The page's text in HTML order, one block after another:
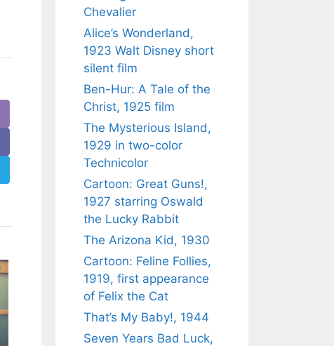
Chevalier
Alice’s Wonderland,
1923 Walt Disney short
silent film
Ben-Hur: A Tale of the
Christ, 1925 film
The Mysterious Island,
1929 in two-color
Technicolor
Cartoon: Great Guns!,
1927 starring Oswald
the Lucky Rabbit
The Arizona Kid, 1930
Cartoon: Feline Follies,
1919, first appearance
of Felix the Cat
That’s My Baby!, 1944
Seven Years Bad Luck,